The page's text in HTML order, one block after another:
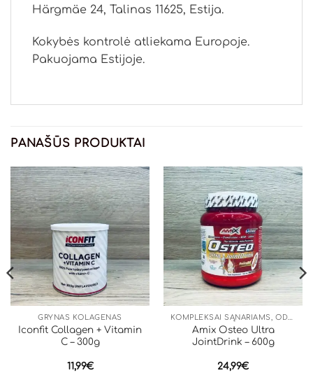
Härgmäe 24, Talinas 11625, Estija.
Kokybės kontrolė atliekama Europoje.
Pakuojama Estijoje.
PANAŠŪS PRODUKTAI
GRYNAS KOLAGENAS
Iconfit Collagen + Vitamin
C – 300g
11,99€
Amix Osteo Ultra
JointDrink – 600g
24,99€